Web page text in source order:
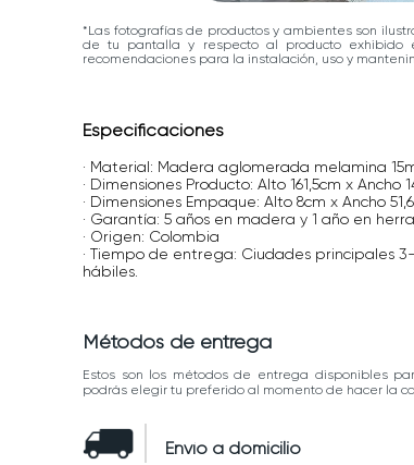
*Las fotografías de productos y ambientes son
de tu pantalla y respecto al producto
recomendaciones para la instalación, uso y
Especificaciones
· Material: Madera aglomerada melamina
· Dimensiones Producto: Alto 161,5cm x Ancho
· Dimensiones Empaque: Alto 8cm x Ancho
· Garantía: 5 años en madera y 1 año en
· Origen: Colombia
· Tiempo de entrega: Ciudades principales
hábiles.
Métodos de entrega
Estos son los métodos de entrega disponibles
podrás elegir tu preferido al momento de hacer la
Envío a domicilio